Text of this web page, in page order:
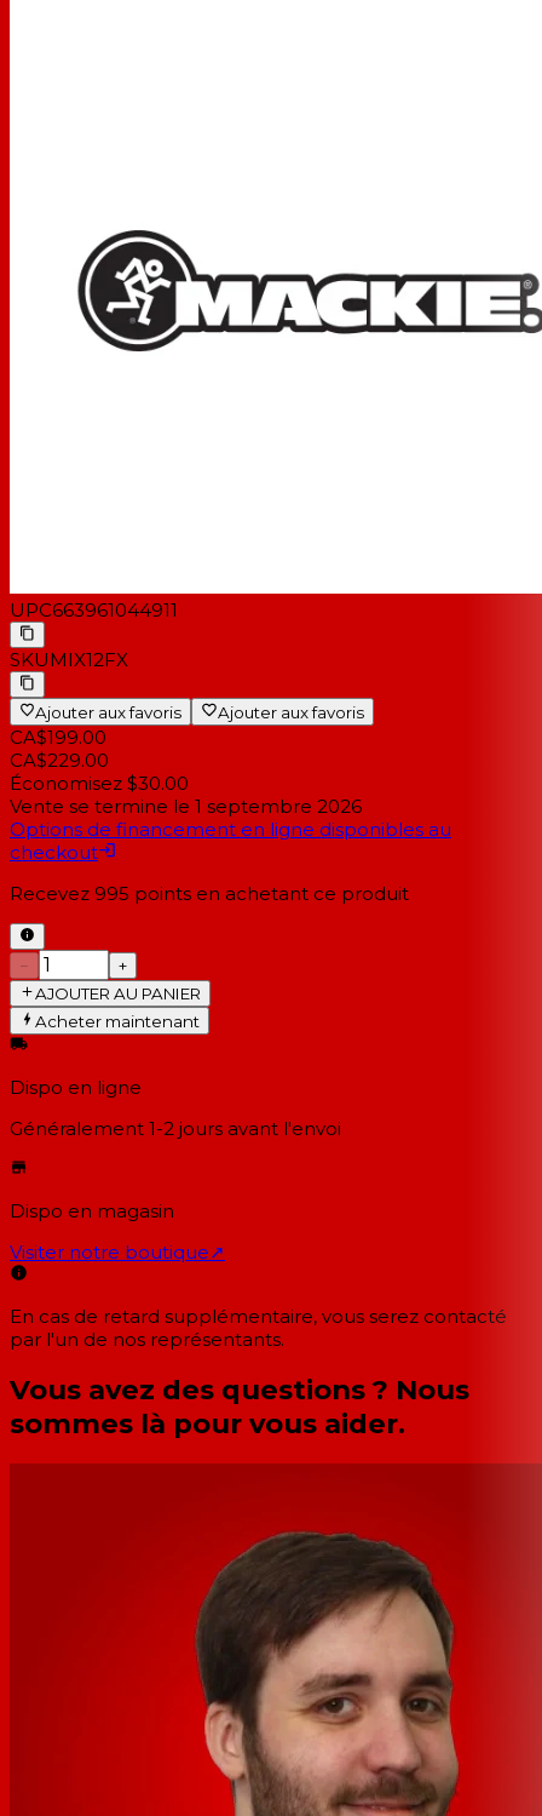
UPC663961044911
SKUMIX12FX
Ajouter aux favoris Ajouter aux favoris
CA$199.00
CA$229.00
Économisez $30.00
Vente se termine le 1 septembre 2026
Options de financement en ligne disponibles au
checkout
Recevez 995 points en achetant ce produit
−
+
AJOUTER AU PANIER
Acheter maintenant
Dispo en ligne
Généralement 1-2 jours avant l'envoi
Dispo en magasin
Visiter notre boutique↗
En cas de retard supplémentaire, vous serez contacté
par l'un de nos représentants.
Vous avez des questions ? Nous
sommes là pour vous aider.